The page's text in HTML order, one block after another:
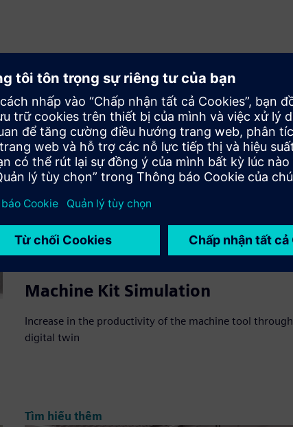
Machine Kit Simulation
Increase in the productivity of the machine tool through
digital twin
Tìm hiểu thêm